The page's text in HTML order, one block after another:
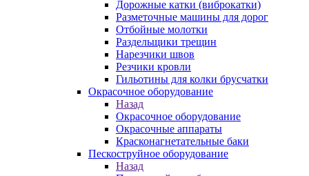
Дорожные катки (виброкатки)
Разметочные машины для дорог
Отбойные молотки
Раздельщики трещин
Нарезчики швов
Резчики кровли
Гильотины для колки брусчатки
Окрасочное оборудование
Назад
Окрасочное оборудование
Окрасочные аппараты
Красконагнетательные баки
Пескоструйное оборудование
Назад